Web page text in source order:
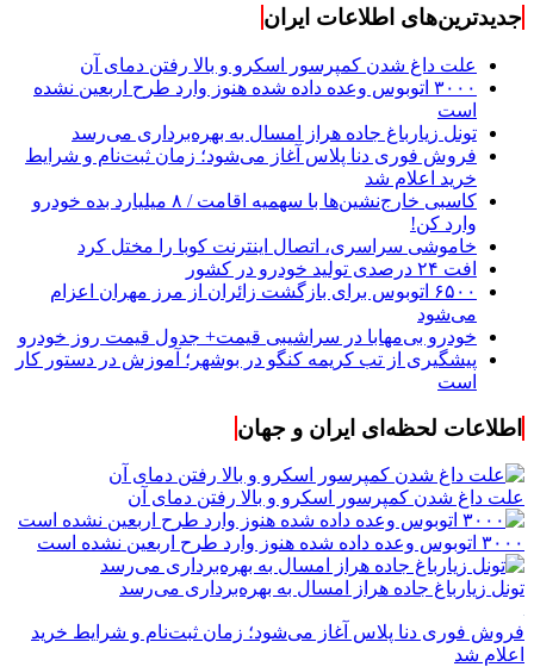
جدیدترین‌های اطلاعات ایران
علت داغ شدن کمپرسور اسکرو و بالا رفتن دمای آن
۳۰۰۰ اتوبوس وعده داده شده هنوز وارد طرح اربعین نشده
است
تونل زیارباغ جاده هراز امسال به بهره‌برداری می‌رسد
فروش فوری دنا پلاس آغاز می‌شود؛ زمان ثبت‌نام و شرایط
خرید اعلام شد
کاسبی خارج‌نشین‌ها با سهمیه اقامت / ۸ میلیارد بده خودرو
وارد کن!
خاموشی سراسری، اتصال اینترنت کوبا را مختل کرد
افت ۲۴ درصدی تولید خودرو در کشور
۶۵۰۰ اتوبوس برای بازگشت زائران از مرز مهران اعزام
می‌شود
خودرو بی‌مهابا در سراشیبی قیمت+ جدول قیمت روز خودرو
پیشگیری از تب کریمه کنگو در بوشهر؛ آموزش در دستور کار
است
اطلاعات لحظه‌ای ایران و جهان
علت داغ شدن کمپرسور اسکرو و بالا رفتن دمای آن
۳۰۰۰ اتوبوس وعده داده شده هنوز وارد طرح اربعین نشده است
تونل زیارباغ جاده هراز امسال به بهره‌برداری می‌رسد
فروش فوری دنا پلاس آغاز می‌شود؛ زمان ثبت‌نام و شرایط خرید
اعلام شد